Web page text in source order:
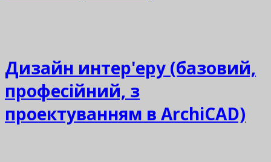
Дизайн интер'еру (базовий,
професійний, з
проектуванням в ArchiCAD)